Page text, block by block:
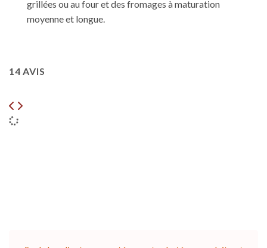
grillées ou au four et des fromages à maturation
moyenne et longue.
14 AVIS